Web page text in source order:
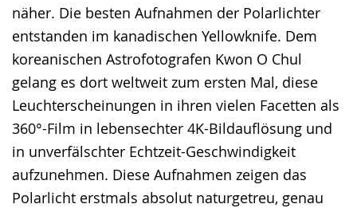
näher. Die besten Aufnahmen der Polarlichter
entstanden im kanadischen Yellowknife. Dem
koreanischen Astrofotografen Kwon O Chul
gelang es dort weltweit zum ersten Mal, diese
Leuchterscheinungen in ihren vielen Facetten als
360°-Film in lebensechter 4K-Bildauflösung und
in unverfälschter Echtzeit-Geschwindigkeit
aufzunehmen. Diese Aufnahmen zeigen das
Polarlicht erstmals absolut naturgetreu, genau